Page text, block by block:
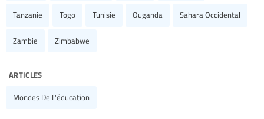
Tanzanie Togo Tunisie Ouganda Sahara Occidental
Zambie Zimbabwe
articles
Mondes De L'éducation